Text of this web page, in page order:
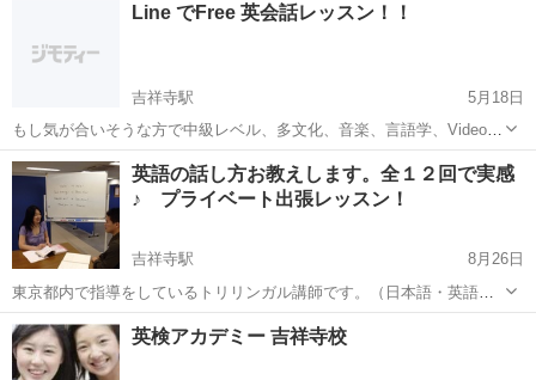
Line でFree 英会話レッスン！！
吉祥寺駅
5月18日
もし気が合いそうな方で中級レベル、多文化、音楽、言語学、Video製
作、Dance等に興味がある男女 Line or Skypeで英会話しながらお互い
を磨きませんか!!! TOEIC 815 点 Hope to hea...
東京 武蔵野市 吉祥寺駅 英語
英語の話し方お教えします。全１２回で実感
♪ プライベート出張レッスン！
吉祥寺駅
8月26日
東京都内で指導をしているトリリンガル講師です。（日本語・英語・
スペイン語） 英語の文法はまあまあわかっているはずなのに、何故か
言葉が口から出てこない…、思っていることが上手く英語で表せな
い…とお悩みの方にピッタリの訓練...
東京 吉祥寺駅 レッスン
英検アカデミー 吉祥寺校